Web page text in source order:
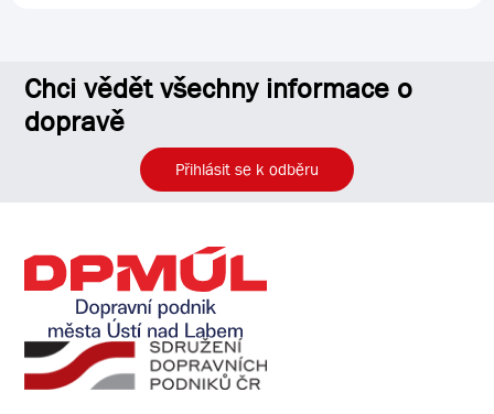
Chci vědět všechny informace o
dopravě
Přihlásit se k odběru